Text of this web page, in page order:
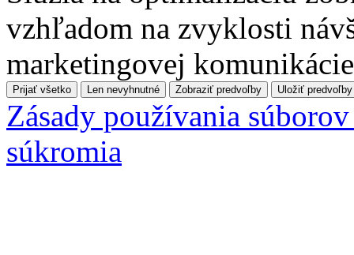
vzhľadom na zvyklosti
marketingovej
Prijať všetko Len nevyhnutné Zobraziť predvoľby Uložiť predvoľby
Zásady používania
súkromia